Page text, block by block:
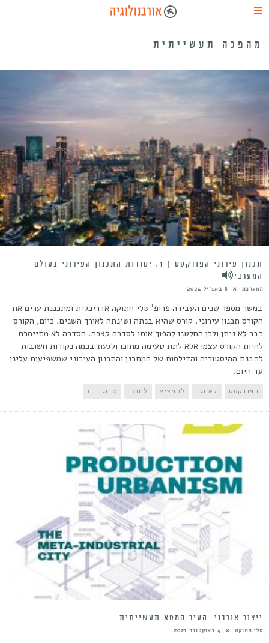
מהפכה תעשייתית
תכנון עירוני הפודקסט | 1. יסודות התכנון העירוני בעולם
המערבי
המערכת 8 באפריל 2024
במשך מספר שנים העבירה פרופ' טלי חתוקה אדריכלית ומתכננת ערים את
הקורס תכנון עירוני. קורס שהיא בנתה ושינתה לאורך השנים. כיום, הקורס
כבר לא ניתן ולכן החלטנו להפוך אותו לסדרה קצרה. הסדרה לא מתיימרת
להיות הקורס עצמו אלא לתת טעימה מתוכו ולגעת בכמה נקודות חשובות
להבנת ההיסטוריה והדילמות של המתכנן והתכנון העירוני שמשפיעות עלינו
עד היום.
הפודקסט לאתגר להמציא לתכנן 0 תגובות
ייצור אורבני: העיר המטא תעשייתית
טלי חתוקה 4 באוקטובר 2021